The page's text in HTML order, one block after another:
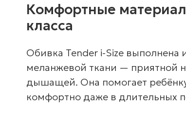
Комфортные
класса
Обивка Tender i-Size выполнена
меланжевой ткани — приятной
дышащей. Она помогает ребёнку
комфортно даже в длительных